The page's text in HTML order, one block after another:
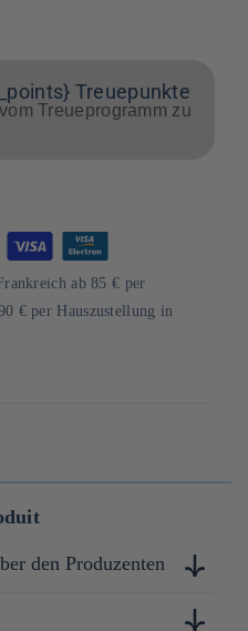
Treuepunkte
Treueprogramm zu
ab 85 € per
€ per Hauszustellung in
den Produzenten
Nori Lab, situé dans la